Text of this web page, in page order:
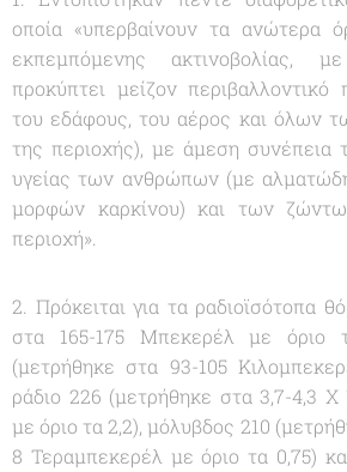
οποία «υπερβαίνουν τα ανώτερα
εκπεμπόμενης ακτινοβολίας,
προκύπτει μείζον
του εδάφους, του αέρος και όλων
της περιοχής), με άμεση συνέπεια
υγείας των ανθρώπων (με
μορφών καρκίνου) και των
περιοχή».
2. Πρόκειται για τα ραδιοϊσότοπα
στα 165-175 Μπεκερέλ με όριο
(μετρήθηκε στα 93-105
ράδιο 226 (μετρήθηκε στα 3,7-4,3
με όριο τα 2,2), μόλυβδος 210
8 Τεραμπεκερέλ με όριο τα 0,75)